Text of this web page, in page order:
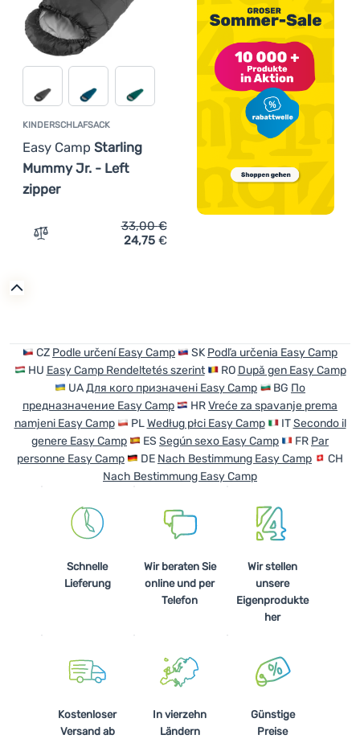
KINDERSCHLAFSACK
Easy Camp Starling
Mummy Jr. - Left
zipper
Zum Vergleich 'Kinderschlafsack Easy Camp Starling
33,00€
24,75 €
CZ Podle určení Easy Camp SK Podľa určenia Easy Camp
HU Easy Camp Rendeltetés szerint RO După gen Easy Camp
UAДля кого призначені Easy Camp BG По
предназначение Easy Camp
HRVreće za spavanje prema
namjeni Easy Camp
PLWedług płci Easy Camp ITSecondo il
genere Easy Camp
ES Según sexo Easy Camp FR Par
personne Easy Camp
DE Nach Bestimmung Easy Camp
CH
Nach Bestimmung Easy Camp
Schnelle
Lieferung
Wir beraten Sie
online und per
Telefon
Wir stellen
unsere
Eigenprodukte
her
Kostenloser
Versand ab
In vierzehn
Ländern
Günstige
Preise